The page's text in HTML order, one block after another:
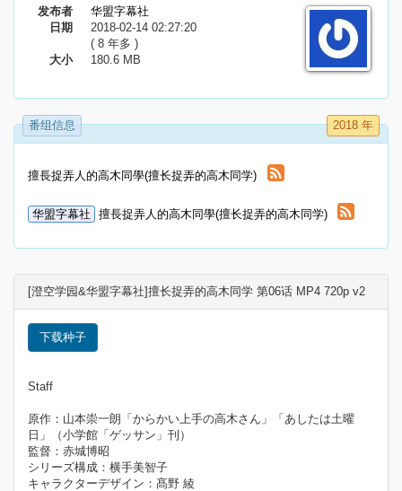
发布者
华盟字幕社
日期
2018-02-14 02:27:20
( 8 年多 )
大小
180.6 MB
番组信息 2018 年
擅長捉弄人的高木同學(擅长捉弄的高木同学)
华盟字幕社 擅長捉弄人的高木同學(擅长捉弄的高木同学)
[澄空学园&华盟字幕社]擅长捉弄的高木同学 第06话 MP4 720p v2
下载种子
Staff
原作：山本崇一朗「からかい上手の高木さん」「あしたは土曜
日」（小学館「ゲッサン」刊）
監督：赤城博昭
シリーズ構成：横手美智子
キャラクターデザイン：髙野 綾